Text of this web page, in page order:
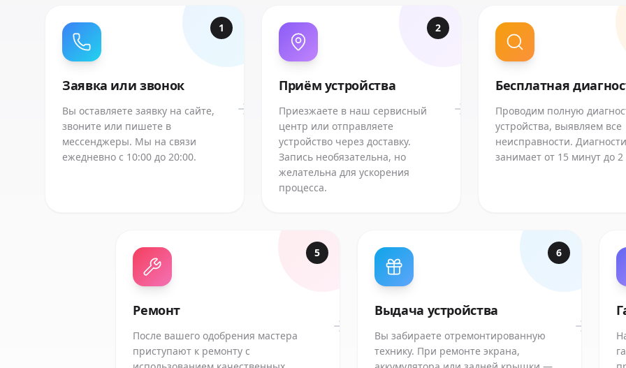
1
Заявка или звонок
Вы оставляете заявку на сайте,
звоните или пишете в
мессенджеры. Мы на связи
ежедневно с 10:00 до 20:00.
2
Приём устройства
Приезжаете в наш сервисный
центр или отправляете
устройство через доставку.
Запись необязательна, но
желательна для ускорения
процесса.
Бесплатная
Проводим полную
устройства, выявляем все
неисправности.
занимает от 15 минут до 2
5
Ремонт
После вашего одобрения мастера
приступают к ремонту с
6
Выдача устройства
Вы забираете отремонтированную
технику. При ремонте экрана,